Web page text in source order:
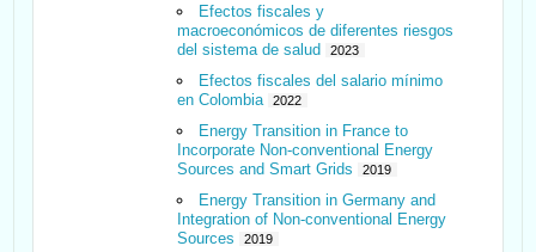
Efectos fiscales y
macroeconómicos de diferentes riesgos
del sistema de salud
2023
Efectos fiscales del salario mínimo
en Colombia
2022
Energy Transition in France to
Incorporate Non-conventional Energy
Sources and Smart Grids
2019
Energy Transition in Germany and
Integration of Non-conventional Energy
Sources
2019